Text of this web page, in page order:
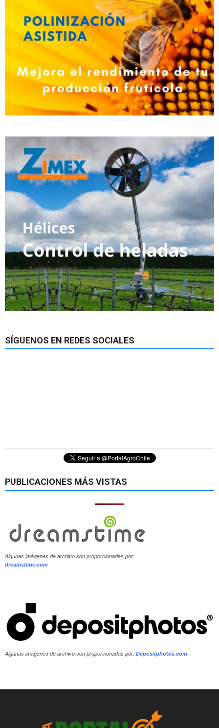
SÍGUENOS EN REDES SOCIALES
PUBLICACIONES MÁS VISTAS
Algunas imágenes de archivo son proporcionadas por:
dreamstime.com
Algunas imágenes de archivo son proporcionadas por: Depositphotos.com